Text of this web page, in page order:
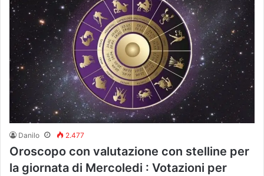
Danilo 2.477
Oroscopo con valutazione con stelline per
la giornata di Mercoledi : Votazioni per